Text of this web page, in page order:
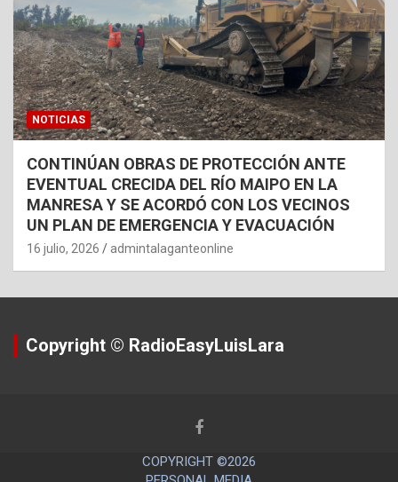
NOTICIAS
CONTINÚAN OBRAS DE PROTECCIÓN ANTE
EVENTUAL CRECIDA DEL RÍO MAIPO EN LA
MANRESA Y SE ACORDÓ CON LOS VECINOS
UN PLAN DE EMERGENCIA Y EVACUACIÓN
16 julio, 2026 admintalaganteonline
Copyright © RadioEasyLuisLara
COPYRIGHT ©2026